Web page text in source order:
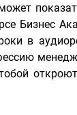
Бизнес
в